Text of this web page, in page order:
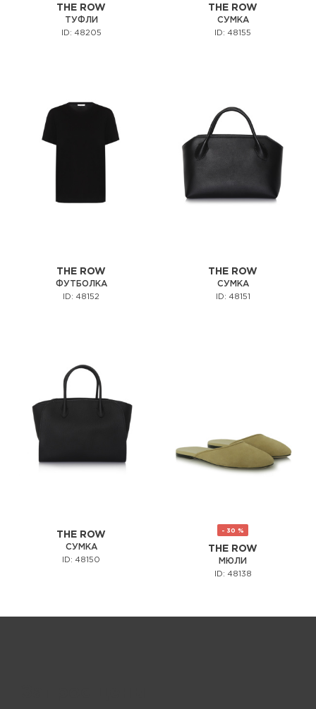
THE ROW
ТУФЛИ
ID: 48205
THE ROW
СУМКА
ID: 48155
THE ROW
ФУТБОЛКА
ID: 48152
THE ROW
СУМКА
ID: 48151
THE ROW
СУМКА
ID: 48150
- 30 %
THE ROW
МЮЛИ
ID: 48138